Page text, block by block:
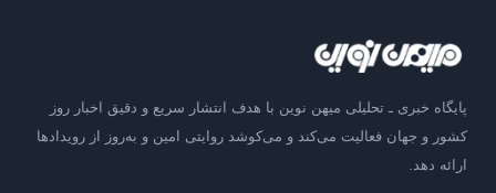
پایگاه خبری ـ تحلیلی میهن نوین با هدف انتشار سریع و دقیق اخبار روز
کشور و جهان فعالیت می‌کند و می‌کوشد روایتی امین و به‌روز از رویدادها
ارائه دهد.